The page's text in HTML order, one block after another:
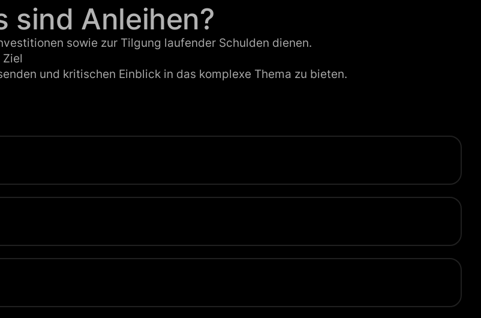
sind Anleihen?
sowie zur Tilgung laufender Schulden dienen.
und kritischen Einblick in das komplexe Thema zu bieten.